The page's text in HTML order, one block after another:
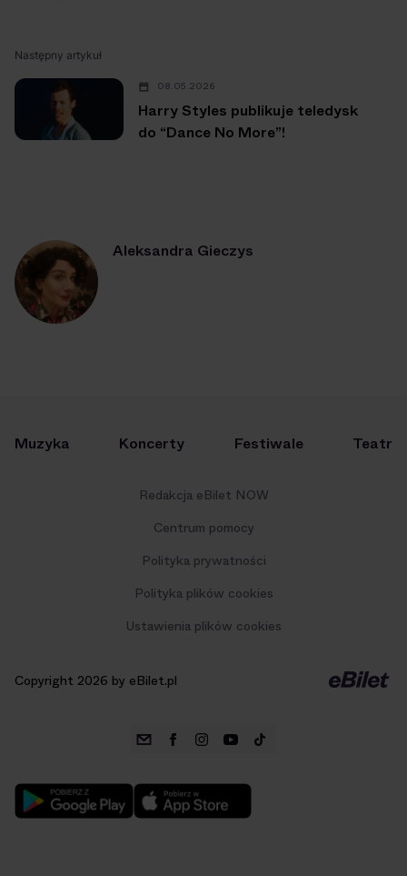
Następny artykuł
08.05.2026
Harry Styles publikuje teledysk
do “Dance No More”!
Aleksandra Gieczys
Muzyka Koncerty Festiwale Teatr
Redakcja eBilet NOW
Centrum pomocy
Polityka prywatności
Polityka plików cookies
Ustawienia plików cookies
Copyright 2026 by eBilet.pl